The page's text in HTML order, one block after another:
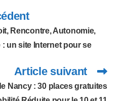
Rencontre, Autonomie,
: un site Internet pour se
Article suivant
Nancy : 30 places gratuites